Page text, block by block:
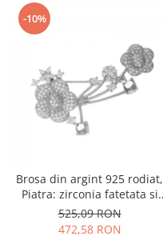
-10%
Brosa din argint 925 rodiat,
Piatra: zirconia fatetata si
cubic zirconia, Culoare:
transparent, Sonis Silver
525,09 RON
472,58 RON